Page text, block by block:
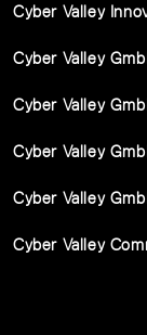
Cyber Valley
Cyber Valley
Cyber Valley
Cyber Valley
Cyber Valley
Cyber Valley